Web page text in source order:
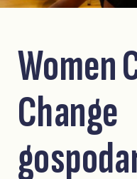
Women
Change